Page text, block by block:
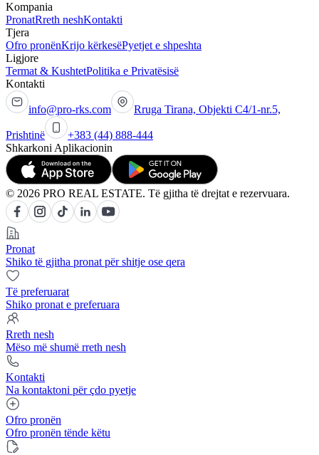
Kompania
PronatRreth neshKontakti
Tjera
Ofro pronënKrijo kërkesëPyetjet e shpeshta
Ligjore
Termat & KushtetPolitika e Privatësisë
Kontakti
info@pro-rks.com Rruga Tirana, Objekti C4/1-nr.5,
Prishtinë
+383 (44) 888-444
Shkarkoni Aplikacionin
© 2026 PRO REAL ESTATE. Të gjitha të drejtat e rezervuara.
Pronat
Shiko të gjitha pronat për shitje ose qera
Të preferuarat
Shiko pronat e preferuara
Rreth nesh
Mëso më shumë rreth nesh
Kontakti
Na kontaktoni për çdo pyetje
Ofro pronën
Ofro pronën tënde këtu